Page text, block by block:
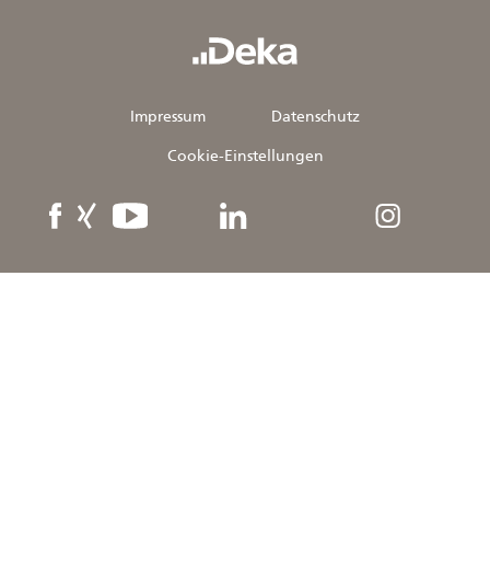
Impressum
Datenschutz
Cookie-Einstellungen
Facebook
XING YouTube linkedIn Instagram